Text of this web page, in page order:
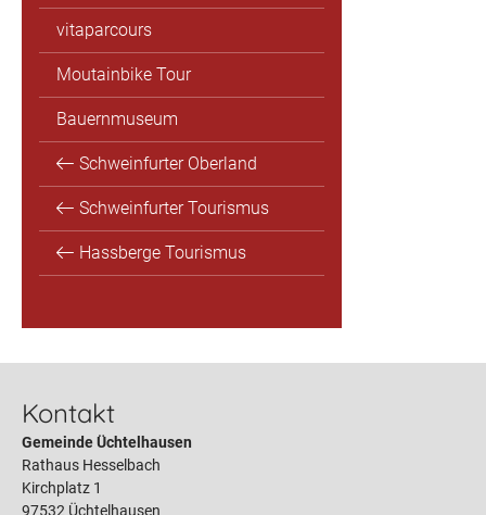
vitaparcours
Moutainbike Tour
Bauernmuseum
Schweinfurter Oberland
Schweinfurter Tourismus
Hassberge Tourismus
Kontakt
Gemeinde Üchtelhausen
Rathaus Hesselbach
Kirchplatz 1